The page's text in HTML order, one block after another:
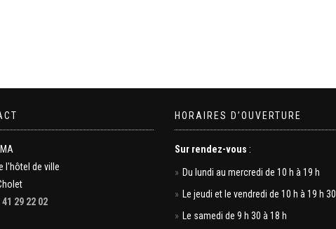
l'hôtel de ville
41 29 22 02
HORAIRES D’OUVERTURE
Sur rendez-vous :
Du lundi au mercredi de 10 h à 19 h
Le jeudi et le vendredi de 10 h à 19 h 30
Le samedi de 9 h 30 à 18 h